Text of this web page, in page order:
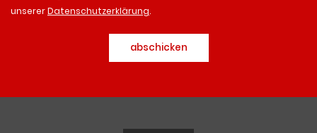
unsererDatenschutzerklärung.
abschicken